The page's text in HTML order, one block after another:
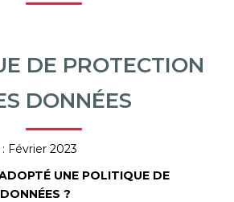
NEUF
NOS SERVICES
Gestion Locative
DE PROTECTION
DONNÉES
Février 2023
UNE POLITIQUE DE
?